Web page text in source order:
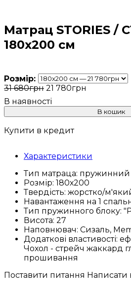
Матрац STORIES /
180x200 см
Розмір:
31 680грн 21 780грн
В кошик
Купити в кредит
Характеристики
Тип матраца: пружинний
Розмір: 180х200
Твердість: жорстко/
Навантаження на 1
Тип пружинного блоку:
Висота: 27
Наповнювач: Сизаль,
Додаткові властивості:
Чохол - стрейч жаккард
прошивання
Поставити питання Написати